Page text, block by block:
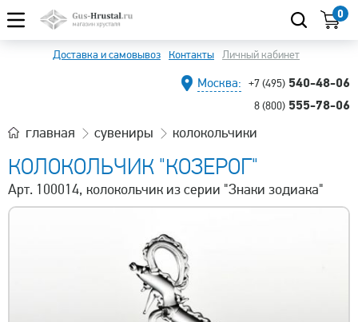
0
Доставка и самовывоз Контакты Личный кабинет
Москва: +7 (495) 540-48-06
8 (800) 555-78-06
главная сувениры колокольчики
КОЛОКОЛЬЧИК "КОЗЕРОГ"
Арт. 100014, колокольчик из серии "Знаки зодиака"